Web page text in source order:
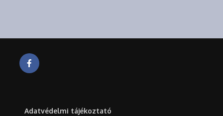
Adatvédelmi tájékoztató